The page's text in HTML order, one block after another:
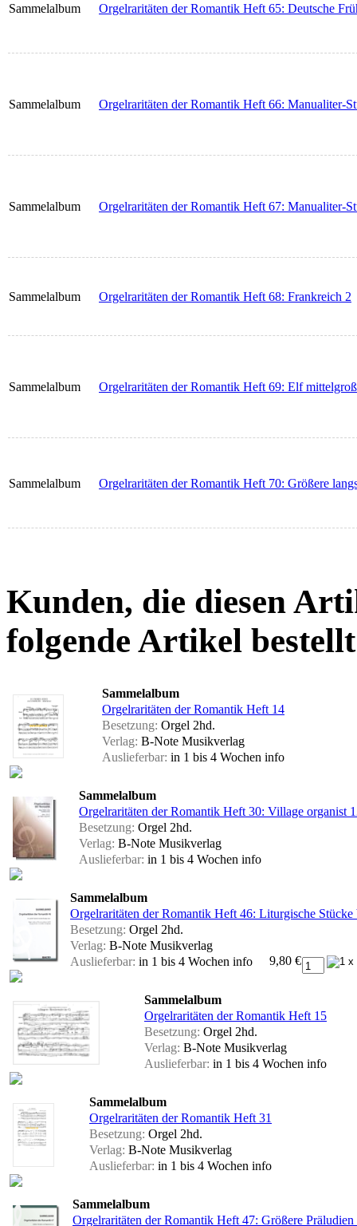
Sammelalbum Orgelraritäten der Romantik Heft 65: Deutsche
Sammelalbum Orgelraritäten der Romantik Heft 66: Manualiter-
Sammelalbum Orgelraritäten der Romantik Heft 67: Manualiter-
Sammelalbum Orgelraritäten der Romantik Heft 68: Frankreich 2
Sammelalbum Orgelraritäten der Romantik Heft 69: Elf
Sammelalbum Orgelraritäten der Romantik Heft 70: Größere
Kunden, die diesen
folgende Artikel
Sammelalbum
Orgelraritäten der Romantik Heft 14
Besetzung: Orgel 2hd.
Verlag: B-Note Musikverlag
Auslieferbar: in 1 bis 4 Wochen info
Sammelalbum
Orgelraritäten der Romantik Heft 30: Village organist
Besetzung: Orgel 2hd.
Verlag: B-Note Musikverlag
Auslieferbar: in 1 bis 4 Wochen info
Sammelalbum
Orgelraritäten der Romantik Heft 46: Liturgische
Besetzung: Orgel 2hd.
Verlag: B-Note Musikverlag
Auslieferbar: in 1 bis 4 Wochen info 9,80 €
Sammelalbum
Orgelraritäten der Romantik Heft 15
Besetzung: Orgel 2hd.
Verlag: B-Note Musikverlag
Auslieferbar: in 1 bis 4 Wochen info
Sammelalbum
Orgelraritäten der Romantik Heft 31
Besetzung: Orgel 2hd.
Verlag: B-Note Musikverlag
Auslieferbar: in 1 bis 4 Wochen info
Sammelalbum
Orgelraritäten der Romantik Heft 47: Größere Präludien